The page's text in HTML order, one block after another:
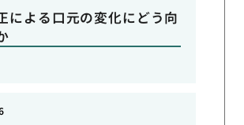
による口元の変化にどう向